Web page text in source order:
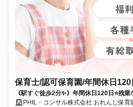
保育士/認可保育園/年間休日
《駅すぐ徒歩2分✨》年間休日120日⭐残
トホームな小規模保育園です❗️
PHIL・コンサル株式会社 おれんじ保育